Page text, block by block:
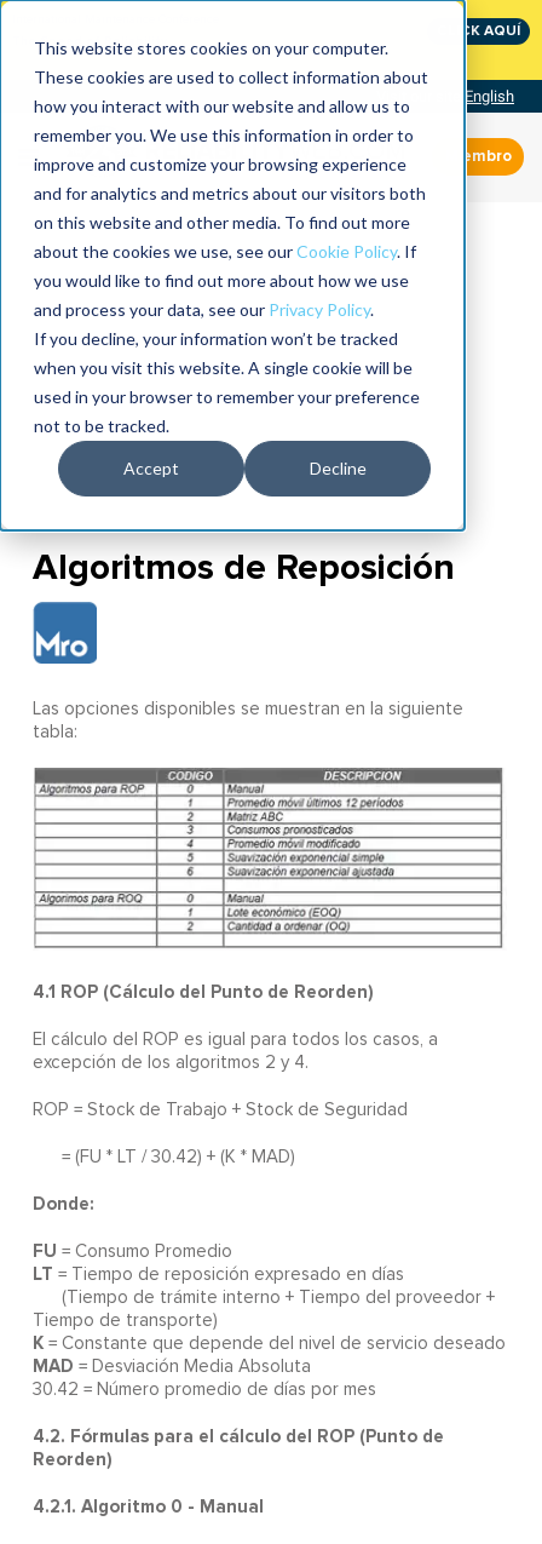
This website stores cookies on your computer.
These cookies are used to collect information about
how you interact with our website and allow us to
remember you. We use this information in order to
improve and customize your browsing experience
and for analytics and metrics about our visitors both
on this website and other media. To find out more
about the cookies we use, see ourCookie Policy. If
you would like to find out more about how we use
and process your data, see our Privacy Policy.
If you decline, your information won’t be tracked
when you visit this website. A single cookie will be
used in your browser to remember your preference
not to be tracked.
Accept Decline
The Speed of Reliability
CLICK AQUÍ
English
Miembro
Algoritmos de Reposición
Las opciones disponibles se muestran en la siguiente
tabla:
4.1 ROP (Cálculo del Punto de Reorden)
El cálculo del ROP es igual para todos los casos, a
excepción de los algoritmos 2 y 4.
ROP = Stock de Trabajo + Stock de Seguridad
= (FU * LT / 30.42) + (K * MAD)
Donde:
FU = Consumo Promedio
LT = Tiempo de reposición expresado en días
(Tiempo de trámite interno + Tiempo del proveedor +
Tiempo de transporte)
K= Constante que depende del nivel de servicio deseado
MAD = Desviación Media Absoluta
30.42 = Número promedio de días por mes
4.2. Fórmulas para el cálculo del ROP (Punto de
Reorden)
4.2.1. Algoritmo 0 - Manual